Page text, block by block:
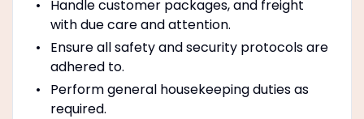
Handle customer packages, and freight
with due care and attention.
Ensure all safety and security protocols are
adhered to.
Perform general housekeeping duties as
required.